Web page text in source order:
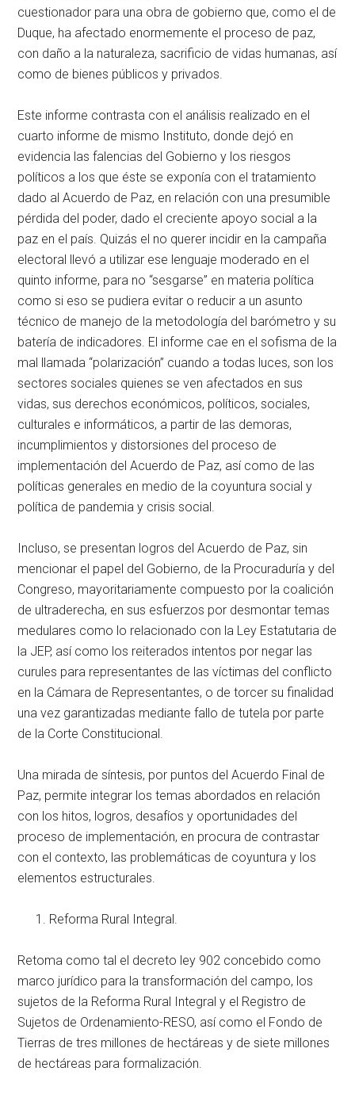
cuestionador para una obra de gobierno que, como el de
Duque, ha afectado enormemente el proceso de paz,
con daño a la naturaleza, sacrificio de vidas humanas, así
como de bienes públicos y privados.
Este informe contrasta con el análisis realizado en el
cuarto informe de mismo Instituto, donde dejó en
evidencia las falencias del Gobierno y los riesgos
políticos a los que éste se exponía con el tratamiento
dado al Acuerdo de Paz, en relación con una presumible
pérdida del poder, dado el creciente apoyo social a la
paz en el país. Quizás el no querer incidir en la campaña
electoral llevó a utilizar ese lenguaje moderado en el
quinto informe, para no “sesgarse” en materia política
como si eso se pudiera evitar o reducir a un asunto
técnico de manejo de la metodología del barómetro y su
batería de indicadores. El informe cae en el sofisma de la
mal llamada “polarización” cuando a todas luces, son los
sectores sociales quienes se ven afectados en sus
vidas, sus derechos económicos, políticos, sociales,
culturales e informáticos, a partir de las demoras,
incumplimientos y distorsiones del proceso de
implementación del Acuerdo de Paz, así como de las
políticas generales en medio de la coyuntura social y
política de pandemia y crisis social.
Incluso, se presentan logros del Acuerdo de Paz, sin
mencionar el papel del Gobierno, de la Procuraduría y del
Congreso, mayoritariamente compuesto por la coalición
de ultraderecha, en sus esfuerzos por desmontar temas
medulares como lo relacionado con la Ley Estatutaria de
la JEP, así como los reiterados intentos por negar las
curules para representantes de las víctimas del conflicto
en la Cámara de Representantes, o de torcer su finalidad
una vez garantizadas mediante fallo de tutela por parte
de la Corte Constitucional.
Una mirada de síntesis, por puntos del Acuerdo Final de
Paz, permite integrar los temas abordados en relación
con los hitos, logros, desafíos y oportunidades del
proceso de implementación, en procura de contrastar
con el contexto, las problemáticas de coyuntura y los
elementos estructurales.
Reforma Rural Integral.
Retoma como tal el decreto ley 902 concebido como
marco jurídico para la transformación del campo, los
sujetos de la Reforma Rural Integral y el Registro de
Sujetos de Ordenamiento-RESO, así como el Fondo de
Tierras de tres millones de hectáreas y de siete millones
de hectáreas para formalización.